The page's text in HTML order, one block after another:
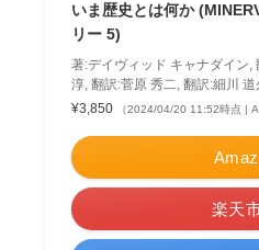
いま歴史とは何か
リー 5)
著:デイヴィッド キャナダイン,
淳, 翻訳:菅原 秀二, 翻訳:細川 道
¥3,850
（2024/04/20 11:52時点 |
楽天